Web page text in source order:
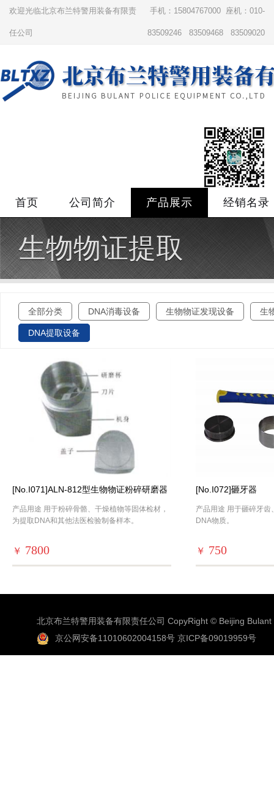
欢迎光临北京布兰特警用装备有限责
任公司
手机：15804767000 座机：010-
83509246 83509468 83509020
首页 公司简介 产品展示 经销名录
生物物证提取
全部分类 DNA消毒设备 生物物证发现设备 生
DNA提取设备
[No.I071]ALN-812型生物物证粉碎研磨器
产品用途 用于粉碎骨骼、干燥植物等固体检材，
为提取DNA和其他法医检验制备样本。
￥ 7800
[No.I072]砸牙器
产品用途 用于砸碎牙
DNA物质。
￥ 750
北京布兰特警用装备有限责任公司 CopyRight © Beijing Bulant
京公网安备11010602004158号 京ICP备09019959号